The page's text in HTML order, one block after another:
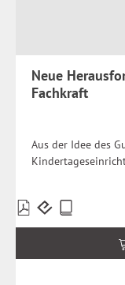
Neue
Fachkraft
Aus der Idee des
Preise
inkl.